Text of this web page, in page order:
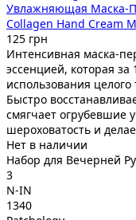
Увлажняющая Маска-
Collagen Hand Cream
125 грн
Интенсивная маска-
эссенцией, которая за
использования
Быстро
смягчает огрубевшие
шероховатость и
Нет в наличии
Набор для Вечерней
3
N-IN
1340